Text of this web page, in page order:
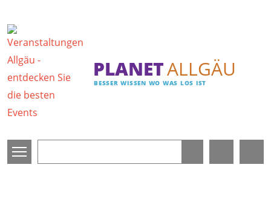
PLANETALLGÄU
BESSER WISSEN WO WAS LOS IST